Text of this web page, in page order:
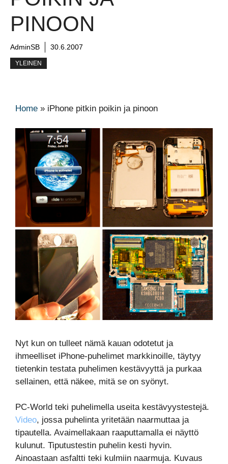
PINOON
AdminSB 30.6.2007
YLEINEN
Home » iPhone pitkin poikin ja pinoon
Nyt kun on tulleet nämä kauan odotetut ja
ihmeelliset iPhone-puhelimet markkinoille, täytyy
tietenkin testata puhelimen kestävyyttä ja purkaa
sellainen, että näkee, mitä se on syönyt.
PC-World teki puhelimella useita kestävyystestejä.
Video, jossa puhelinta yritetään naarmuttaa ja
tipautella. Avaimellakaan raaputtamalla ei näyttö
kulunut. Tiputustestin puhelin kesti hyvin.
Ainoastaan asfaltti teki kulmiin naarmuja. Kuvaus